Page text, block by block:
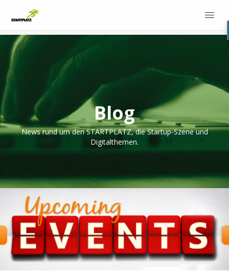
Blog
News rund um den STARTPLATZ, die Startup-Szene und
Digitalthemen.